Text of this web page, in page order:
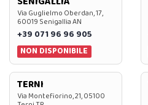
Via Guglielmo Oberdan, 17,
60019 Senigallia AN
+39 071 96 96 905
NON DISPONIBILE
TERNI
Via Montefiorino, 21, 05100